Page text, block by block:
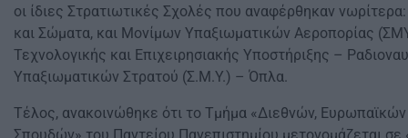
οι ίδιες Στρατιωτικές Σχολές που αναφέρθηκαν
και Σώματα, και Μονίμων Υπαξιωματικών Αεροπορίας
Τεχνολογικής και Επιχειρησιακής Υποστήριξης –
Υπαξιωματικών Στρατού (Σ.Μ.Υ.) – Όπλα.
Τέλος, ανακοινώθηκε ότι το Τμήμα «Διεθνών,